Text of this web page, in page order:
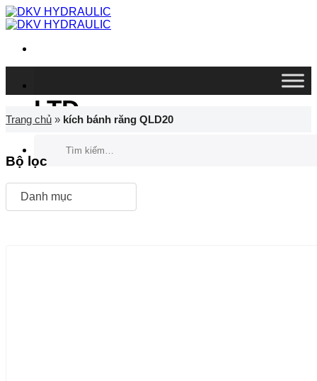
Chuyển
đến
dung
LTD
Trang chủ » kích bánh răng QLD20
Bộ lọc
Danh mục